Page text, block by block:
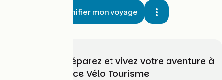
Planifier mon voyage
Choisissez, préparez et vivez votre aventure à
vélo avec France Vélo Tourisme